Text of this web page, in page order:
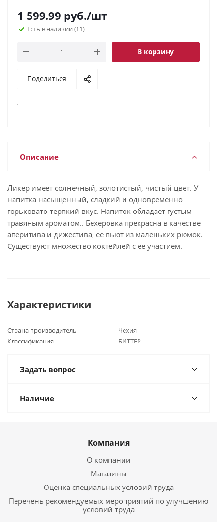
1 599.99 руб./шт
Есть в наличии (11)
В корзину
Поделиться
.
Описание
Ликер имеет солнечный, золотистый, чистый цвет. У
напитка насыщенный, сладкий и одновременно
горьковато-терпкий вкус. Напиток обладает густым
травяным ароматом.. Бехеровка прекрасна в качестве
аперитива и дижестива, ее пьют из маленьких рюмок.
Существуют множество коктейлей с ее участием.
Характеристики
Страна производитель
Чехия
Классификация
БИТТЕР
Задать вопрос
Наличие
Компания
О компании
Магазины
Оценка специальных условий труда
Перечень рекомендуемых мероприятий по улучшению
условий труда